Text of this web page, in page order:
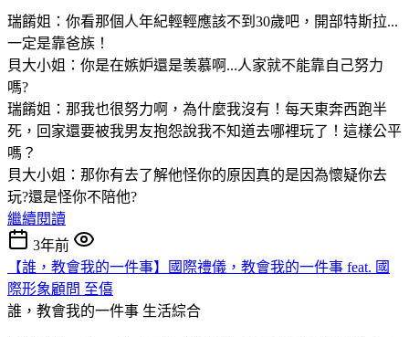
瑞餚姐：你看那個人年紀輕輕應該不到30歲吧，開部特斯拉...
一定是靠爸族！
貝大小姐：你是在嫉妒還是羡慕啊...人家就不能靠自己努力
嗎?
瑞餚姐：那我也很努力啊，為什麼我沒有！每天東奔西跑半
死，回家還要被我男友抱怨說我不知道去哪裡玩了！這樣公平
嗎？
貝大小姐：那你有去了解他怪你的原因真的是因為懷疑你去
玩?還是怪你不陪他?
繼續閱讀
3年前
【誰，教會我的一件事】國際禮儀，教會我的一件事 feat. 國
際形象顧問 至僖
誰，教會我的一件事 生活綜合